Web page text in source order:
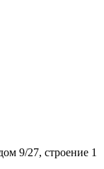
9/27, строение 1